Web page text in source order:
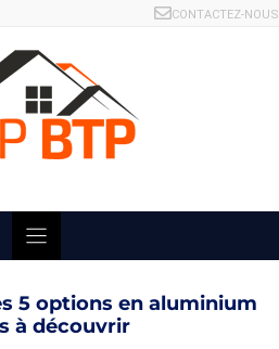
CONTACTEZ-NOUS
5 options en aluminium
à découvrir